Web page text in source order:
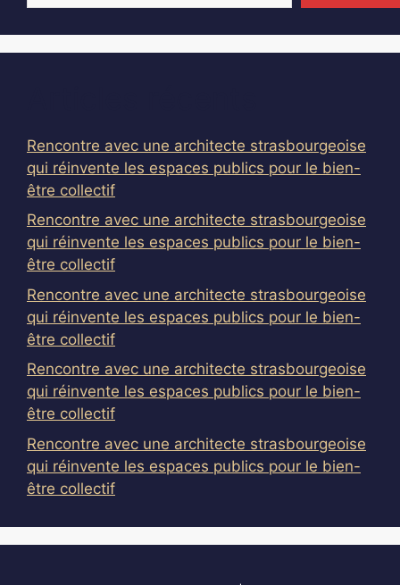
Rencontre avec une architecte strasbourgeoise
qui réinvente les espaces publics pour le bien-
être collectif
Rencontre avec une architecte strasbourgeoise
qui réinvente les espaces publics pour le bien-
être collectif
Rencontre avec une architecte strasbourgeoise
qui réinvente les espaces publics pour le bien-
être collectif
Rencontre avec une architecte strasbourgeoise
qui réinvente les espaces publics pour le bien-
être collectif
Rencontre avec une architecte strasbourgeoise
qui réinvente les espaces publics pour le bien-
être collectif